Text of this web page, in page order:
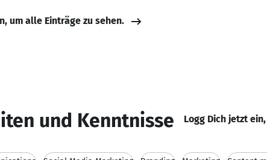
um alle Einträge zu sehen.
und Kenntnisse Logg Dich jetzt